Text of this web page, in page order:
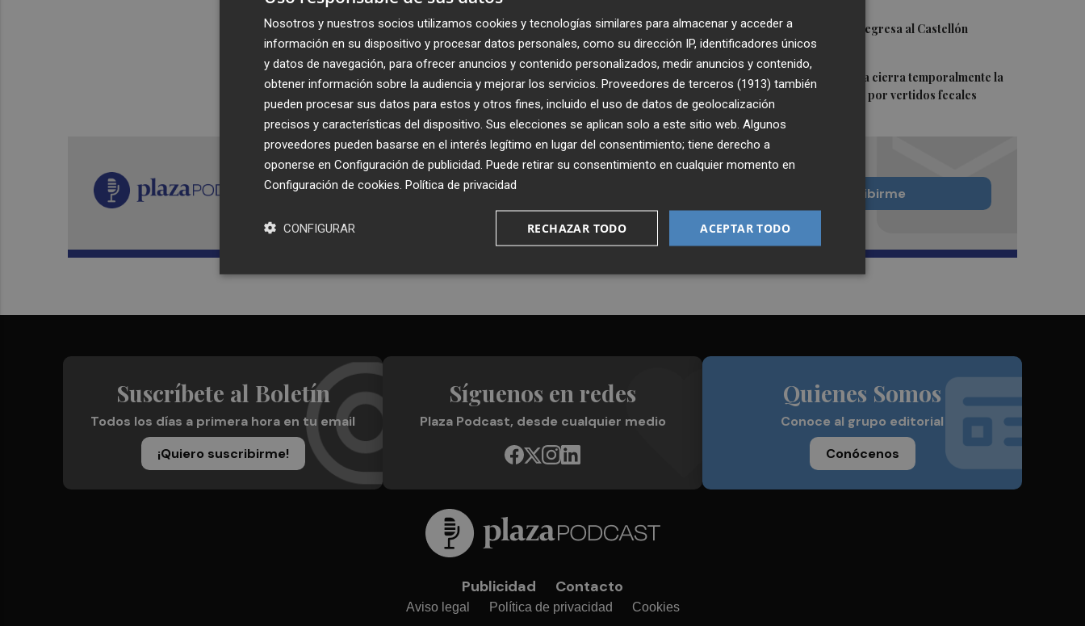
4David Cubillas regresa al Castellón
5 Teulada Moraira cierra temporalmente la
playa del Portet por vertidos fecales
Recibe toda la actualidad de
Plaza Podcast en tu correo
Quiero suscribirme
Suscríbete al Boletín
Todos los días a primera hora en tu email
¡Quiero suscribirme!
Síguenos en redes
Plaza Podcast, desde cualquier medio
Quienes Somos
Conoce al grupo editorial
Conócenos
Publicidad Contacto
Aviso legal Política de privacidad Cookies
Nosotros y nuestros socios utilizamos cookies y tecnologías similares para almacenar y acceder a
información en su dispositivo y procesar datos personales, como su dirección IP, identificadores únicos
y datos de navegación, para ofrecer anuncios y contenido personalizados, medir anuncios y contenido,
obtener información sobre la audiencia y mejorar los servicios. Proveedores de terceros (1913) también
pueden procesar sus datos para estos y otros fines, incluido el uso de datos de geolocalización
precisos y características del dispositivo. Sus elecciones se aplican solo a este sitio web. Algunos
proveedores pueden basarse en el interés legítimo en lugar del consentimiento; tiene derecho a
oponerse en Configuración de publicidad . Puede retirar su consentimiento en cualquier momento en
Configuración de cookies Política de privacidad
ACEPTAR TODO
RECHAZAR TODO
CONFIGURAR